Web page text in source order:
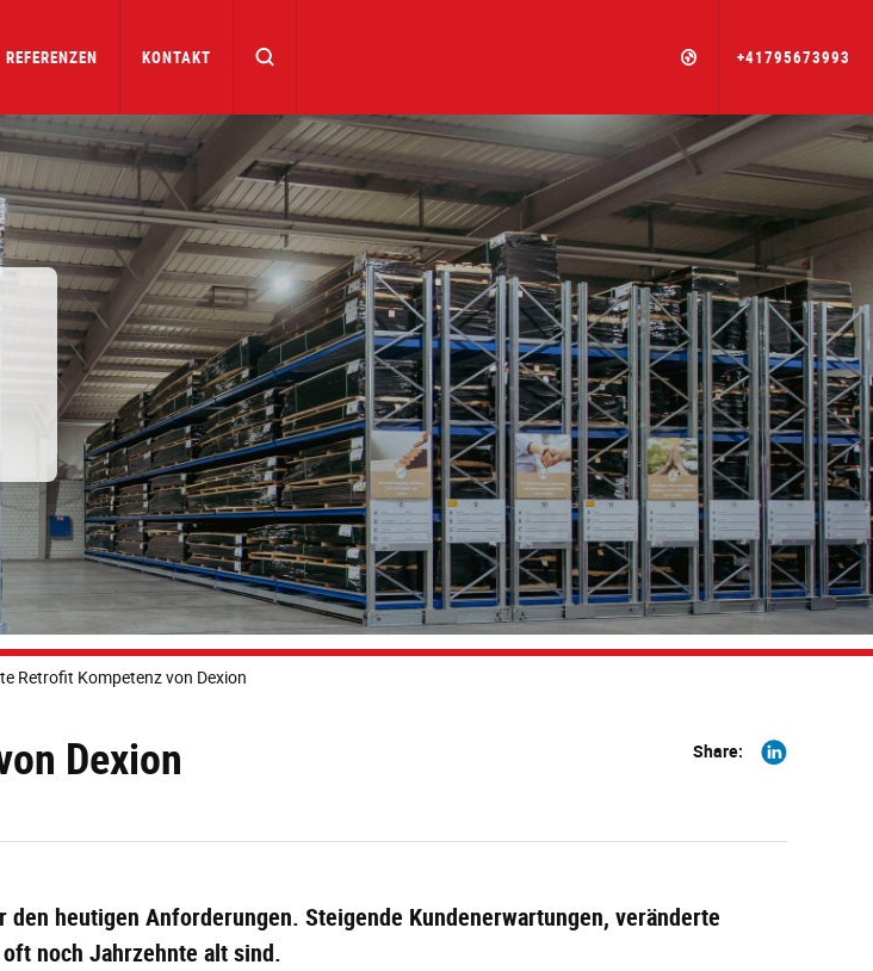
REFERENZEN KONTAKT +41795673993
Retrofit Kompetenz von Dexion
Dexion Share:
Share
heutigen Anforderungen. Steigende Kundenerwartungen, veränderte
noch Jahrzehnte alt sind.